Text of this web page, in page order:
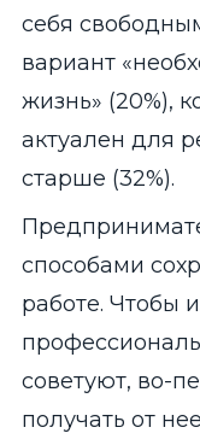
себя
вариант
жизнь» (20%),
актуален для
старше (32%).
способами
работе. Чтобы
советуют, во-
получать от